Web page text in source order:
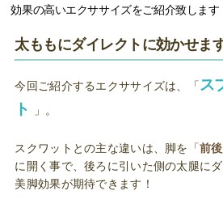
効果の高いエクササイズをご紹介致します
太ももにダイレクトに効かせま
今回ご紹介するエクササイズは、「 ス
ト
」。
スクワットとの主な違いは、脚を「前後
に開く事で、後ろに引いた側の太腿に
美脚効果が期待できます！